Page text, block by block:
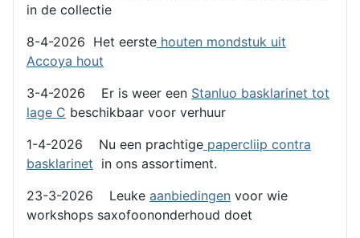
in de collectie
8-4-2026 Het eerste houten mondstuk uit
Accoya hout
3-4-2026 Er is weer een Stanluo basklarinet tot
lage C beschikbaar voor verhuur
1-4-2026 Nu een prachtige papercliip contra
basklarinet in ons assortiment.
23-3-2026 Leuke aanbiedingen voor wie
workshops saxofoononderhoud doet